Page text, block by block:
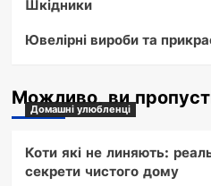
Шкідники
Ювелірні вироби та
Можливо, ви
Домашні улюбленці
Коти які не линяють:
секрети чистого дому